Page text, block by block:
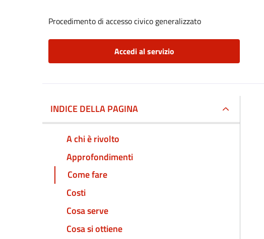
Procedimento di accesso civico generalizzato
Accedi al servizio
INDICE DELLA PAGINA
A chi è rivolto
Approfondimenti
Come fare
Costi
Cosa serve
Cosa si ottiene